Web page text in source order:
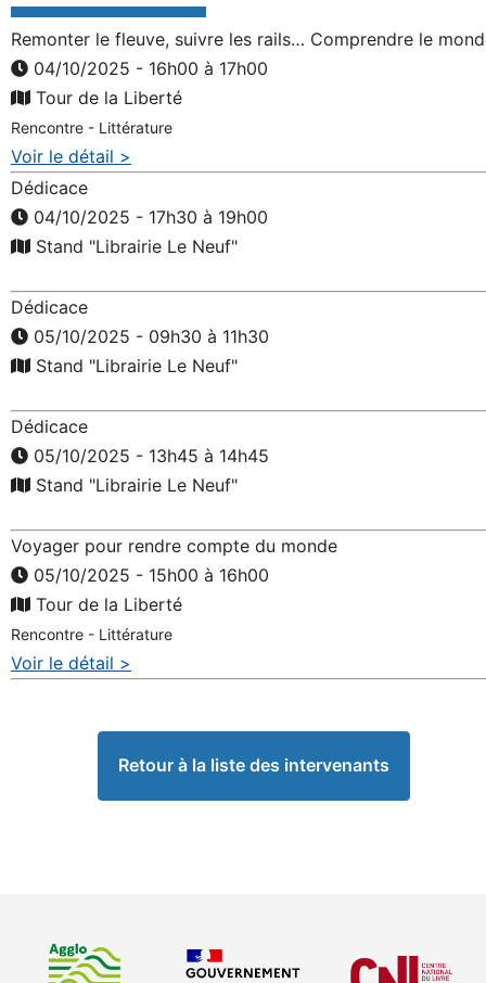
Remonter le fleuve, suivre les rails… Comprendre le
04/10/2025 - 16h00 à 17h00
Tour de la Liberté
Rencontre - Littérature
Voir le détail >
Dédicace
04/10/2025 - 17h30 à 19h00
Stand "Librairie Le Neuf"
Dédicace
05/10/2025 - 09h30 à 11h30
Stand "Librairie Le Neuf"
Dédicace
05/10/2025 - 13h45 à 14h45
Stand "Librairie Le Neuf"
Voyager pour rendre compte du monde
05/10/2025 - 15h00 à 16h00
Tour de la Liberté
Rencontre - Littérature
Voir le détail >
Retour à la liste des intervenants